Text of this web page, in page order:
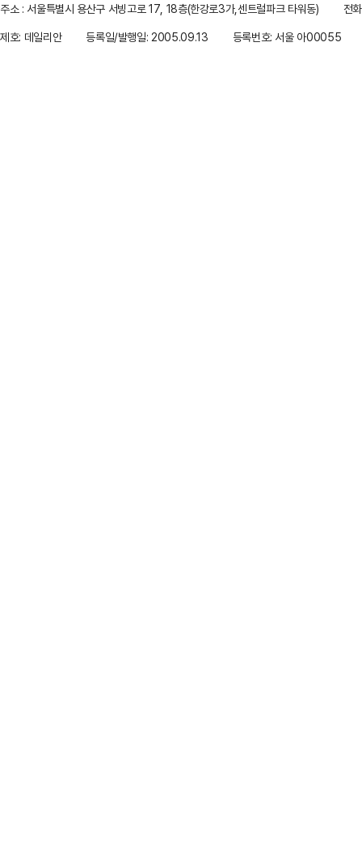
주소 : 서울특별시 용산구 서빙고로 17, 18층(한강로3가,센트럴파크 타워동)
전
제호: 데일리안
등록일/발행일: 2005.09.13 등록번호: 서울 아00055